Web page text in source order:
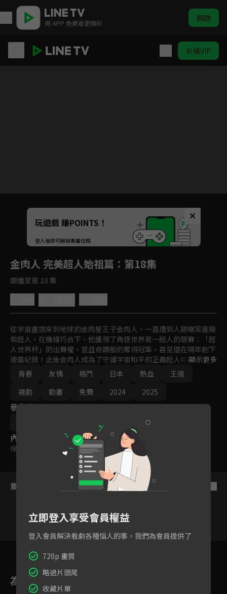
用 APP 免費看更精彩 開啟
升級VIP
Unmute
如有不便請見諒
玩遊戲 賺POINTS！
登入後即可解鎖專屬任務
金肉人 完美超人始祖篇 ：第18集
跟播至第 23 集
從宇宙盡頭來到地球的金肉星王子金肉人，一直遭到人類嘲笑是廢
柴超人，在機緣巧合下，他獲得了角逐世界第一超人的競賽：「超
人世界杯」的出賽權，並且奇蹟般的奪得冠軍，甚至還在隔年創下
連霸紀錄！此後金肉人成為了守護宇宙和平的正義超人中的核心人
物，他與夥伴憑藉友誼的力量，擊敗了企圖統治世界的惡魔超人、
意圖消滅地球上弱小超人的完美超人等兇猛的敵對勢力。大約過了
一年半後全宇宙應該還在一片祥和之中，但是！？
顯示更多
青春
友情 格鬥 日本 熱血
王道
運動
動畫 免費 2024 2025
參與演員
內容標籤
保護級
集數列表
為您推薦
立即登入享受會員權益
登入會員解決看劇各種惱人的事，我們為會員提供了
720p 畫質
略過片頭尾
收藏片單